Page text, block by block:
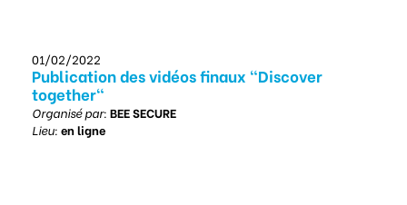
01/02/2022
Publication des vidéos finaux "Discover
together"
Organisé par: BEE SECURE
Lieu: en ligne